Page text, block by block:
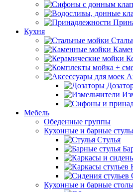
Кухня
Мебель
Обеденные группы
Кухонные и барные
Стулья
Кухонные и барные